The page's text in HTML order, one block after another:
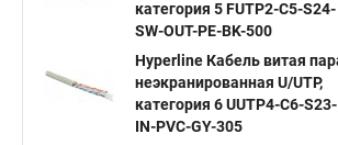
категория 5 FUTP2-C5-S24-
SW-OUT-PE-BK-500
Hyperline Кабель витая
неэкранированная U/UTP,
категория 6 UUTP4-C6-S23-
IN-PVC-GY-305